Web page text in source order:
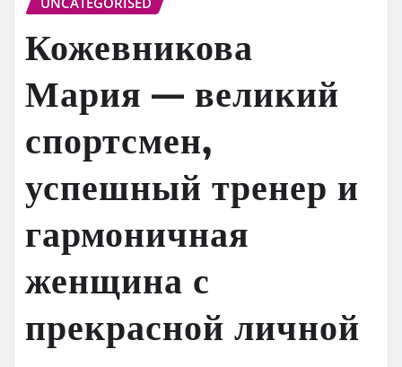
Кожевникова
Мария — великий
спортсмен,
успешный тренер и
гармоничная
женщина с
прекрасной личной